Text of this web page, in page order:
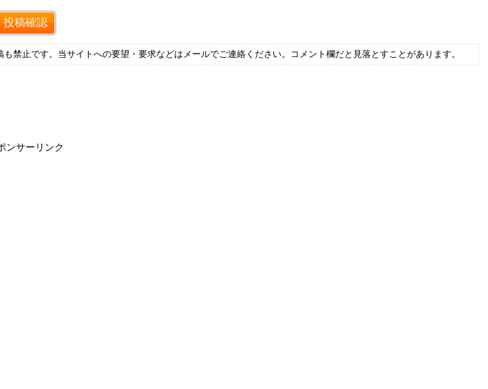
止です。当サイトへの要望・要求などはメールでご連絡ください。コメント欄だと見落とすことがあります。
ンサーリンク